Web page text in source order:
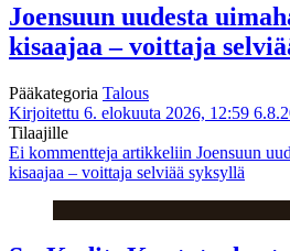
Joensuun uudesta
kisaajaa – voittaja
Pääkategoria Talous
Kirjoitettu 6. elokuuta 2026, 12:59
Tilaajille
Ei kommentteja artikkeliin Joensuun
kisaajaa – voittaja selviää syksyllä